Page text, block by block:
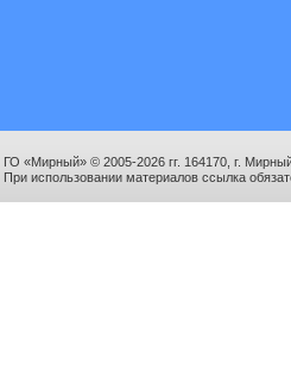
ГО «Мирный» © 2005-2026 гг. 164170, г.
При использовании материалов ссылка